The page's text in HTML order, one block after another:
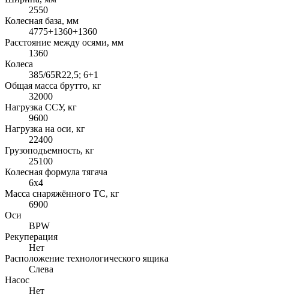
2550
Колесная база, мм
4775+1360+1360
Расстояние между осями, мм
1360
Колеса
385/65R22,5; 6+1
Общая масса брутто, кг
32000
Нагрузка ССУ, кг
9600
Нагрузка на оси, кг
22400
Грузоподъемность, кг
25100
Колесная формула тягача
6x4
Масса снаряжённого ТС, кг
6900
Оси
BPW
Рекуперация
Нет
Расположение технологического ящика
Слева
Насос
Нет